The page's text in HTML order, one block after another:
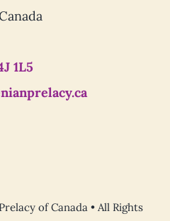
1L5
of Canada • All Rights